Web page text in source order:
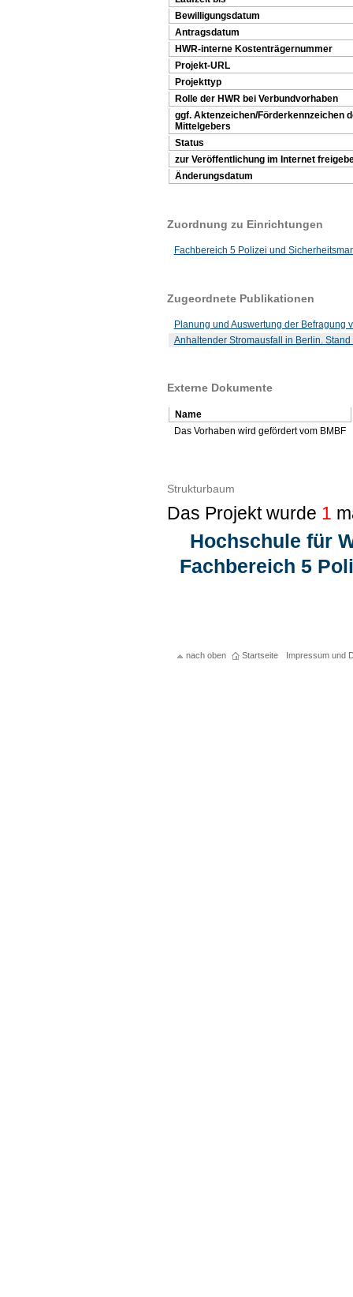
Bewilligungsdatum
Antragsdatum
HWR-interne Kostenträgernummer
Projekt-URL
Projekttyp
Rolle der HWR bei Verbundvorhaben
ggf. Aktenzeichen/Förderkennzeichen
Mittelgebers
Status
zur Veröffentlichung im Internet
Änderungsdatum
Zuordnung zu Einrichtungen
Fachbereich 5 Polizei und
Zugeordnete Publikationen
Planung und Auswertung der Befragung
Anhaltender Stromausfall in Berlin.
Externe Dokumente
Name
Das Vorhaben wird gefördert vom BMBF
Strukturbaum
Das Projekt wurde 1
Hochschule für
Fachbereich 5
nach oben Startseite Impressum und